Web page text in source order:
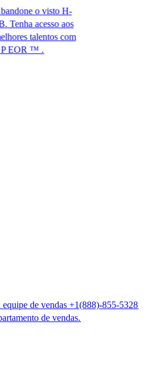
o visto H-
acesso aos
talentos com
™ .​​
equipe de vendas +1(888)-855-5328​​
de vendas.​​